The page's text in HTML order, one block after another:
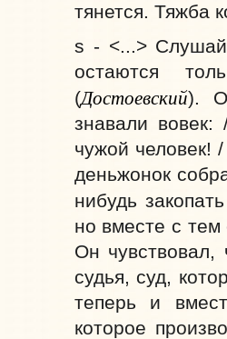
тянется. Тяжба
s - <...>
остаются
(Достоевский).
знавали
чужой человек!
деньжонок
нибудь
но вместе с тем
Он чувствовал,
судья, суд,
теперь и
которое